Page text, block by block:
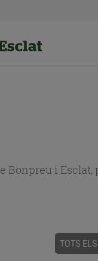
Bonpreu i
TOTS ELS